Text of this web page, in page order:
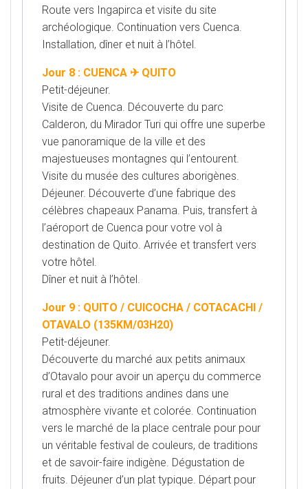
Route vers Ingapirca et visite du site
archéologique. Continuation vers Cuenca.
Installation, dîner et nuit à l’hôtel.
Jour 8 : CUENCA ✈ QUITO
Petit-déjeuner.
Visite de Cuenca. Découverte du parc
Calderon, du Mirador Turi qui offre une superbe
vue panoramique de la ville et des
majestueuses montagnes qui l’entourent.
Visite du musée des cultures aborigènes.
Déjeuner. Découverte d’une fabrique des
célèbres chapeaux Panama. Puis, transfert à
l’aéroport de Cuenca pour votre vol à
destination de Quito. Arrivée et transfert vers
votre hôtel.
Dîner et nuit à l’hôtel.
Jour 9 : QUITO / CUICOCHA / COTACACHI /
OTAVALO (135KM/03H20)
Petit-déjeuner.
Découverte du marché aux petits animaux
d’Otavalo pour avoir un aperçu du commerce
rural et des traditions andines dans une
atmosphère vivante et colorée. Continuation
vers le marché de la place centrale pour pour
un véritable festival de couleurs, de traditions
et de savoir-faire indigène. Dégustation de
fruits. Déjeuner d’un plat typique. Départ pour